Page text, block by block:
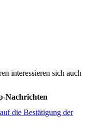
interessieren sich auch
Nachrichten
die Bestätigung der